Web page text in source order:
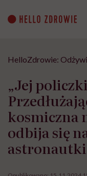
content
HelloZdrowie:
„Jej
kosmiczna
odbija się
astronautki